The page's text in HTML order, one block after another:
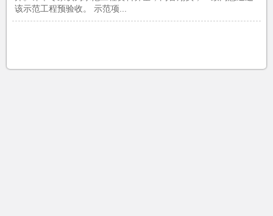
该示范工程预验收。 示范项...